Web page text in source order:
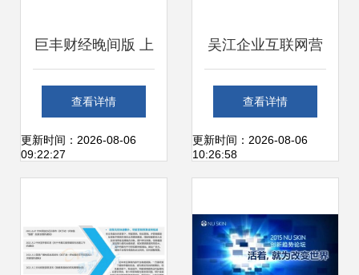
巨丰财经晚间版 上
海互联网销售板块
投资机遇深度解析
查看详情
更新时间：2026-08-06
09:22:27
吴江企业互联网营
销与网站建设指南
本地优质服务商与
查看详情
更新时间：2026-08-06
10:26:58